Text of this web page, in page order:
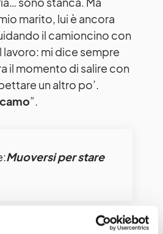
marito, lui è ancora
il camioncino con
lavoro: mi dice sempre
il momento di salire con
un altro po’.
”.
Muoversi per stare